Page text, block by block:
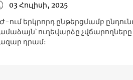
03 Հուլիսի, 2025
ում երկրորդ ընթերցմամբ
ուղեվարձը
դրամ։